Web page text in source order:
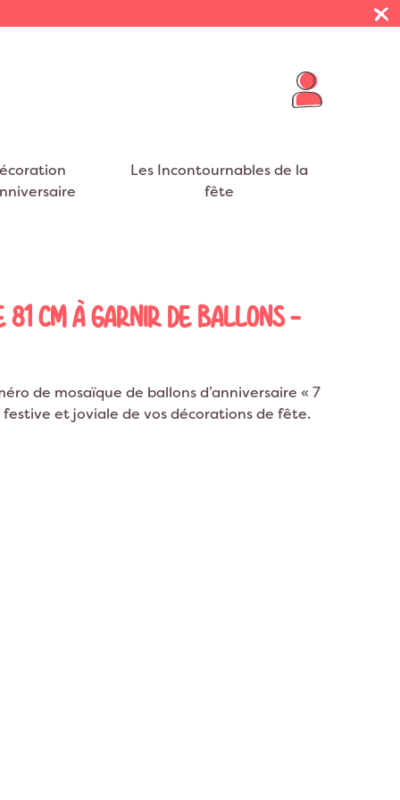
Flamant rose
Lama
Décoration Jungle
Décoration Espace
VIE DE JEUNE FILLE
RUBANS
Les Incontournables de la
fête
81 CM À GARNIR DE BALLONS -
de mosaïque de ballons d’anniversaire « 7
et joviale de vos décorations de fête.